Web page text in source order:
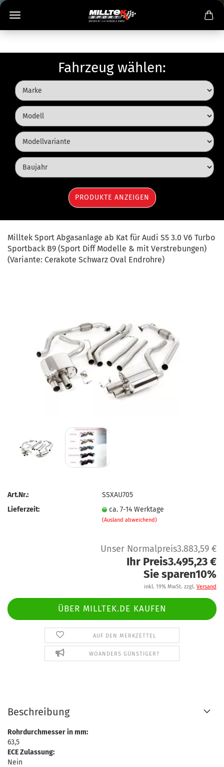
Fahrzeug wählen:
Milltek Sport Abgasanlage ab Kat für Audi S5 3.0 V6 Turbo
Sportback B9 (Sport Diff Modelle & mit Verstrebungen)
(Variante: Cerakote Schwarz Oval Endrohre)
Art.Nr.:
SSXAU705
Lieferzeit:
ca. 7-14 Werktage
(Ausland abweichend)
Unser Normalpreis3.883,59 €
Ihr Preis3.495,23 €
Sie sparen10%
inkl. 19% MwSt. zzgl. Versand
ÜBER MILLTEK.DE KAUFEN
AUF DEN MERKZETTEL
WOANDERS GÜNSTIGER?
Beschreibung
Rohrdurchmesser in mm:
63,5
ECE Zulassung:
Nein